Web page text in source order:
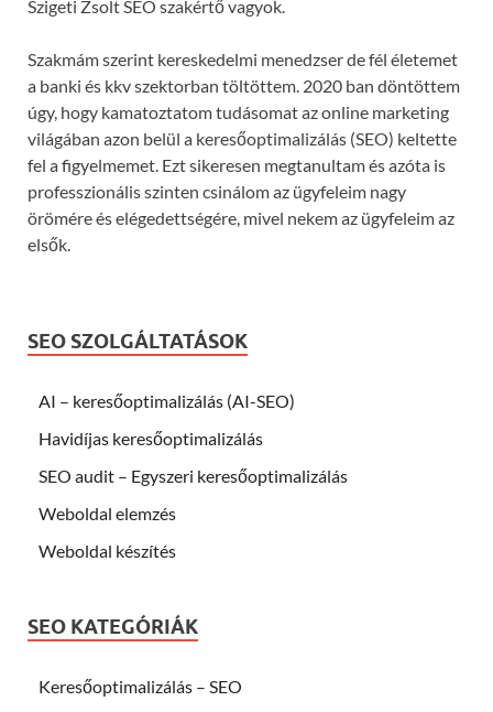
Szigeti Zsolt SEO szakértő vagyok.
Szakmám szerint kereskedelmi menedzser de fél életemet
a banki és kkv szektorban töltöttem. 2020 ban döntöttem
úgy, hogy kamatoztatom tudásomat az online marketing
világában azon belül a keresőoptimalizálás (SEO) keltette
fel a figyelmemet. Ezt sikeresen megtanultam és azóta is
professzionális szinten csinálom az ügyfeleim nagy
örömére és elégedettségére, mivel nekem az ügyfeleim az
elsők.
SEO SZOLGÁLTATÁSOK
AI – keresőoptimalizálás (AI-SEO)
Havidíjas keresőoptimalizálás
SEO audit – Egyszeri keresőoptimalizálás
Weboldal elemzés
Weboldal készítés
SEO KATEGÓRIÁK
Keresőoptimalizálás – SEO